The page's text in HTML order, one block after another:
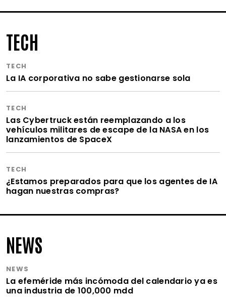
TECH
TECH
La IA corporativa no sabe gestionarse sola
TECH
Las Cybertruck están reemplazando a los
vehículos militares de escape de la NASA en los
lanzamientos de SpaceX
TECH
¿Estamos preparados para que los agentes de IA
hagan nuestras compras?
NEWS
NEWS
La efeméride más incómoda del calendario ya es
una industria de 100,000 mdd